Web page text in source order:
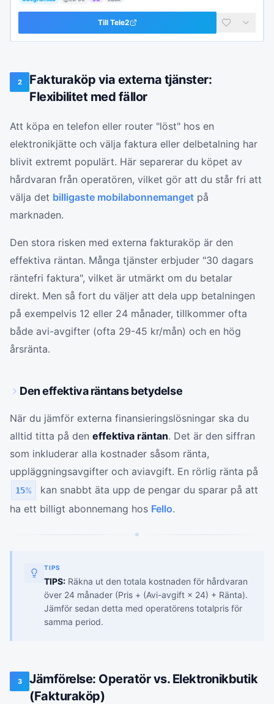
Till Tele2
2
Fakturaköp via externa tjänster:
Flexibilitet med fällor
Att köpa en telefon eller router "löst" hos en
elektronikjätte och välja faktura eller delbetalning har
blivit extremt populärt. Här separerar du köpet av
hårdvaran från operatören, vilket gör att du står fri att
välja det billigaste mobilabonnemanget på
marknaden.
Den stora risken med externa fakturaköp är den
effektiva räntan. Många tjänster erbjuder "30 dagars
räntefri faktura", vilket är utmärkt om du betalar
direkt. Men så fort du väljer att dela upp betalningen
på exempelvis 12 eller 24 månader, tillkommer ofta
både avi-avgifter (ofta 29-45 kr/mån) och en hög
årsränta.
Den effektiva räntans betydelse
När du jämför externa finansieringslösningar ska du
alltid titta på den effektiva räntan. Det är den siffran
som inkluderar alla kostnader såsom ränta,
uppläggningsavgifter och aviavgift. En rörlig ränta på
15%
kan snabbt äta upp de pengar du sparar på att
ha ett billigt abonnemang hos Fello.
TIPS
TIPS: Räkna ut den totala kostnaden för hårdvaran
över 24 månader (Pris + (Avi-avgift × 24) + Ränta).
Jämför sedan detta med operatörens totalpris för
samma period.
3
Jämförelse: Operatör vs. Elektronikbutik
(Fakturaköp)